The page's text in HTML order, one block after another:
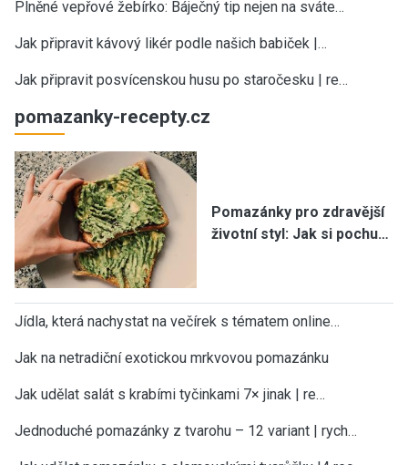
Plněné vepřové žebírko: Báječný tip nejen na sváte…
Jak připravit kávový likér podle našich babiček |…
Jak připravit posvícenskou husu po staročesku | re…
pomazanky-recepty.cz
Pomazánky pro zdravější
životní styl: Jak si pochu…
Jídla, která nachystat na večírek s tématem online…
Jak na netradiční exotickou mrkvovou pomazánku
Jak udělat salát s krabími tyčinkami 7× jinak | re…
Jednoduché pomazánky z tvarohu – 12 variant | rych…